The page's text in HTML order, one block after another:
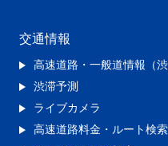
交通情報
高速道路・一般道情報（
渋滞予測
ライブカメラ
高速道路料金・ルート検索